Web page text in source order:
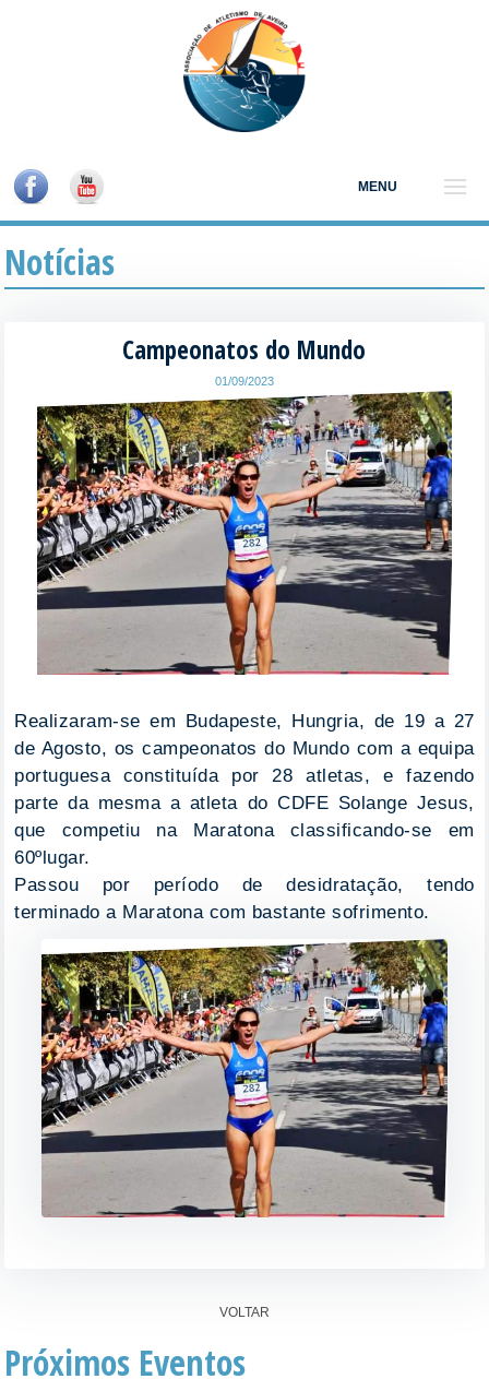
MENU
Notícias
Campeonatos do Mundo
01/09/2023
Realizaram-se em Budapeste, Hungria, de 19 a 27
de Agosto, os campeonatos do Mundo com a equipa
portuguesa constituída por 28 atletas, e fazendo
parte da mesma a atleta do CDFE Solange Jesus,
que competiu na Maratona classificando-se em
60ºlugar.
Passou por período de desidratação, tendo
terminado a Maratona com bastante sofrimento.
VOLTAR
Próximos Eventos